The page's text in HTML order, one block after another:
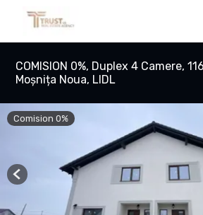
COMISION 0%, Duplex 4 Camere,
Moșnița Noua, LIDL
Comision 0%
Previous